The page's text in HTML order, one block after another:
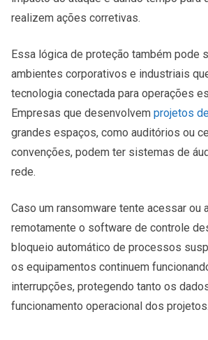
realizem ações corretivas.
Essa lógica de proteção também pode
ambientes corporativos e industriais
tecnologia conectada para operações
Empresas que desenvolvem projetos
grandes espaços, como auditórios ou
convenções, podem ter sistemas de
rede.
Caso um ransomware tente acessar ou
remotamente o software de controle
bloqueio automático de processos
os equipamentos continuem
interrupções, protegendo tanto os
funcionamento operacional dos projetos.